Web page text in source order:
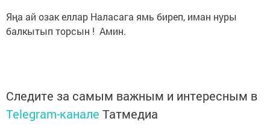
Яңа ай озак еллар Наласага ямь биреп, иман нуры
балкытып торсын ! Амин.
Следите за самым важным и интересным в
Telegram-канале Татмедиа